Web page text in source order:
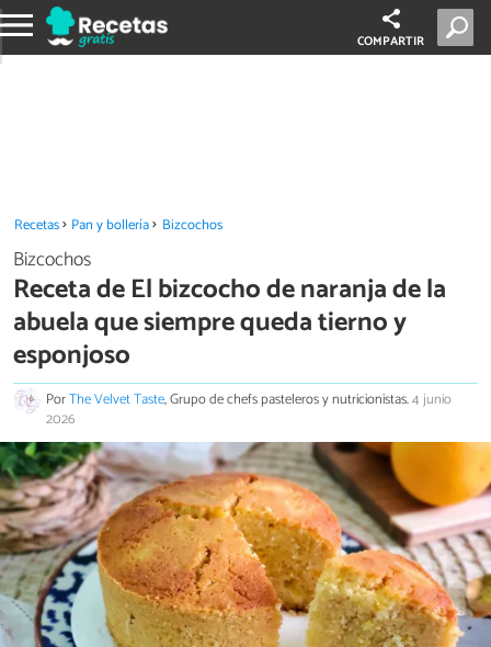
COMPARTIR
Recetas Pan y bollería Bizcochos
Bizcochos
Receta de El bizcocho de naranja de la
abuela que siempre queda tierno y
esponjoso
PorThe Velvet Taste, Grupo de chefs pasteleros y nutricionistas.4 junio
2026